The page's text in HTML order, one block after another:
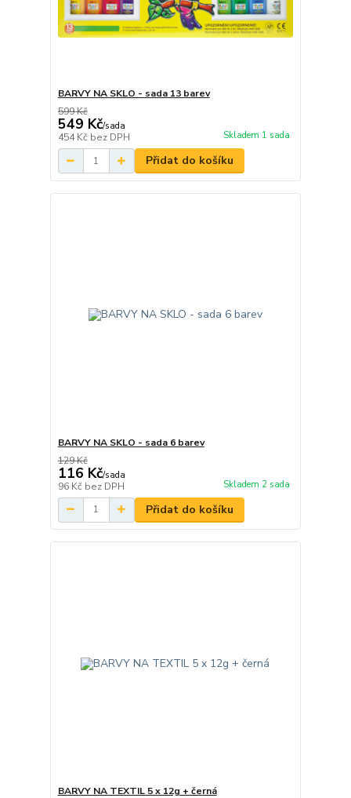
BARVY NA SKLO - sada 13 barev
599 Kč
549 Kč/sada
454 Kč bez DPH Skladem 1 sada
Přidat do košíku
BARVY NA SKLO - sada 6 barev
129 Kč
116 Kč/sada
96 Kč bez DPH Skladem 2 sada
Přidat do košíku
BARVY NA TEXTIL 5 x 12g + černá